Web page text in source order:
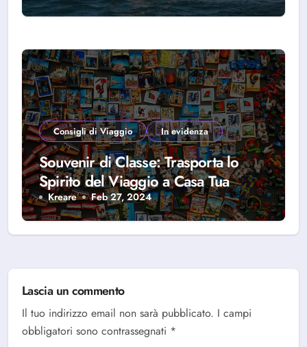
Consigli di Viaggio In evidenza
Souvenir di Classe: Trasporta lo
Spirito del Viaggio a Casa Tua
Kreare Feb 27, 2024
Lascia un commento
Il tuo indirizzo email non sarà pubblicato. I campi
obbligatori sono contrassegnati *